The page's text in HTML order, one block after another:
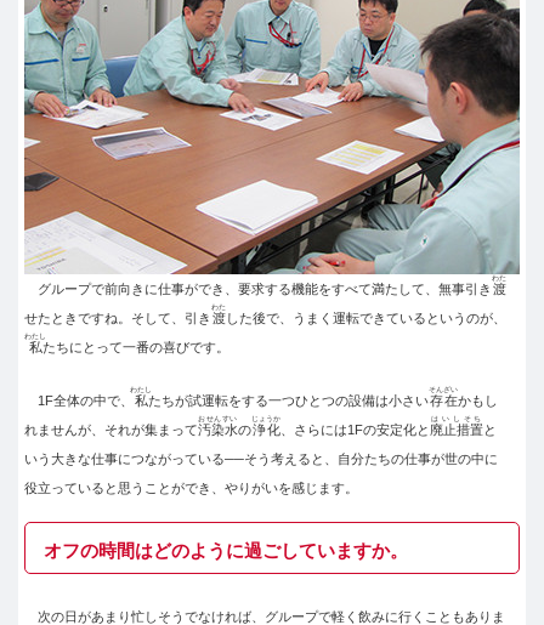
グループで前向きに仕事ができ、要求する機能をすべて満たして、無事引き 渡
わた
せたときですね。そして、引き 渡
わた
した後で、うまく運転できているというのが、
私
わたし
たちにとって一番の喜びです。
1F全体の中で、 私
わたし
たちが試運転をする一つひとつの設備は小さい存在
そんざい
かもし
れませんが、それが集まって汚染水
おせんすい
の浄化
じょうか
、さらには1Fの安定化と 廃止措置
はいしそち
と
いう大きな仕事につながっている──そう考えると、自分たちの仕事が世の中に
役立っていると思うことができ、やりがいを感じます。
オフの時間はどのように過ごしていますか。
次の日があまり忙しそうでなければ、グループで軽く飲みに行くこともありま